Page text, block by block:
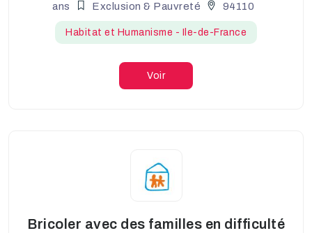
ans
Exclusion & Pauvreté 94110
Habitat et Humanisme - Ile-de-France
Voir
Bricoler avec des familles en difficulté